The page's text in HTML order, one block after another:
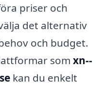
priser och
det alternativ
och budget.
som xn--
kan du enkelt